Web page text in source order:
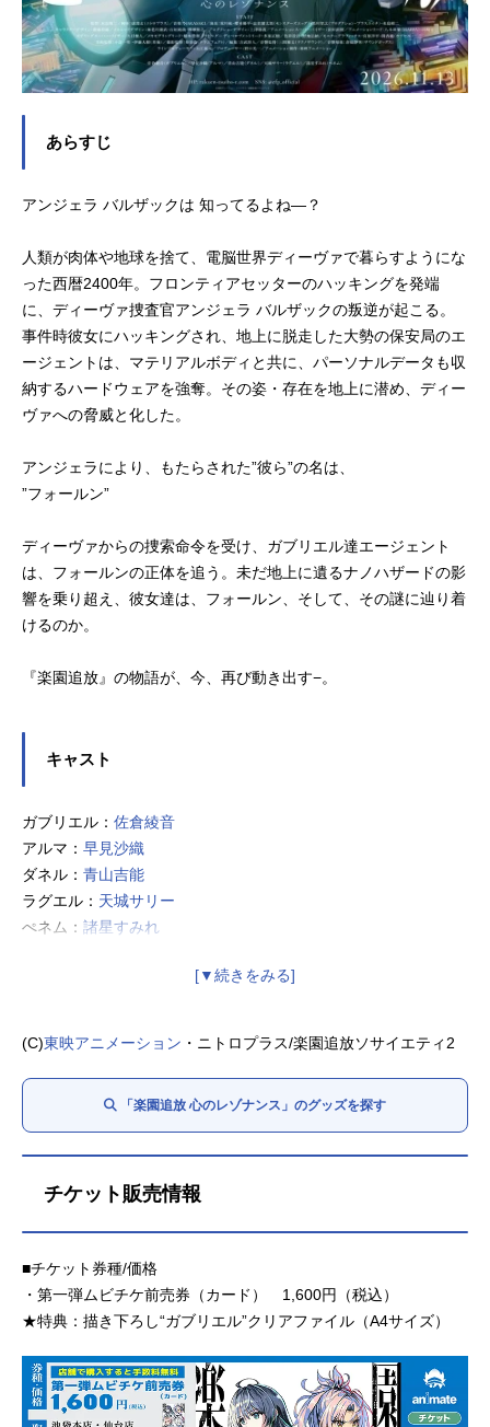
あらすじ
アンジェラ バルザックは 知ってるよね―？
人類が肉体や地球を捨て、電脳世界ディーヴァで暮らすようにな
った西暦2400年。フロンティアセッターのハッキングを発端
に、ディーヴァ捜査官アンジェラ バルザックの叛逆が起こる。
事件時彼女にハッキングされ、地上に脱走した大勢の保安局のエ
ージェントは、マテリアルボディと共に、パーソナルデータも収
納するハードウェアを強奪。その姿・存在を地上に潜め、ディー
ヴァへの脅威と化した。
アンジェラにより、もたらされた”彼ら”の名は、
”フォールン”
ディーヴァからの捜索命令を受け、ガブリエル達エージェント
は、フォールンの正体を追う。未だ地上に遺るナノハザードの影
響を乗り超え、彼女達は、フォールン、そして、その謎に辿り着
けるのか。
『楽園追放』の物語が、今、再び動き出す−。
キャスト
ガブリエル： 佐倉綾音
アルマ： 早見沙織
ダネル： 青山吉能
ラグエル： 天城サリー
ぺネム： 諸星すみれ
(C)東映アニメーション ・ニトロプラス/楽園追放ソサイエティ2
「楽園追放 心のレゾナンス」のグッズを探す
チケット販売情報
■チケット券種/価格
・第一弾ムビチケ前売券（カード） 1,600円（税込）
★特典：描き下ろし“ガブリエル”クリアファイル（A4サイズ）